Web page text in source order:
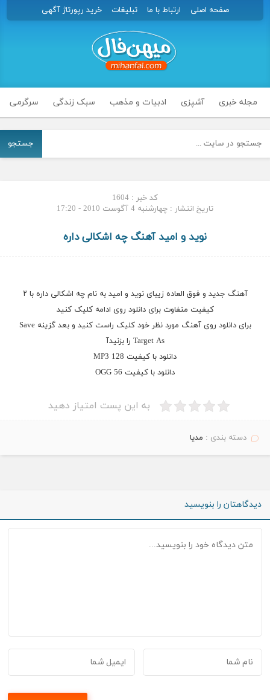
صفحه اصلی ارتباط با ما تبلیغات خرید رپورتاژ آگهی
مجله خبری آشپزی ادبیات و مذهب سبک زندگی سرگرمی
جستجو
کد خبر : 1604
تاریخ انتشار : چهارشنبه 4 آگوست 2010 - 17:20
نوید و امید آهنگ چه اشکالی داره
آهنگ جدید و فوق العاده زیبای نوید و امید به نام چه اشکالی داره با ۲
کیفیت متفاوت برای دانلود روی ادامه کلیک کنید
برای دانلود روی آهنگ مورد نظر خود کلیک راست کنید و بعد گزینه Save
Target As را بزنیدآ
دانلود با کیفیت MP3 128
دانلود با کیفیت OGG 56
به این پست امتیاز دهید
دسته بندی : مدیا
دیدگاهتان را بنویسید